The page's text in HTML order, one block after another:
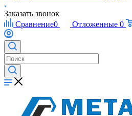
Заказать звонок
Сравнение0 Отложенные 0